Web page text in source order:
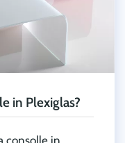
in Plexiglas?
consolle in